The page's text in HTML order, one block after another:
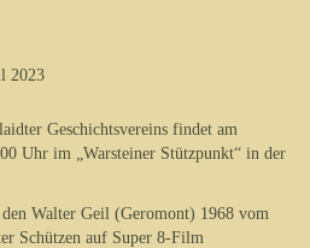
2023
Geschichtsvereins findet am
Uhr im „Warsteiner Stützpunkt“ in der
Walter Geil (Geromont) 1968 vom
Schützen auf Super 8-Film